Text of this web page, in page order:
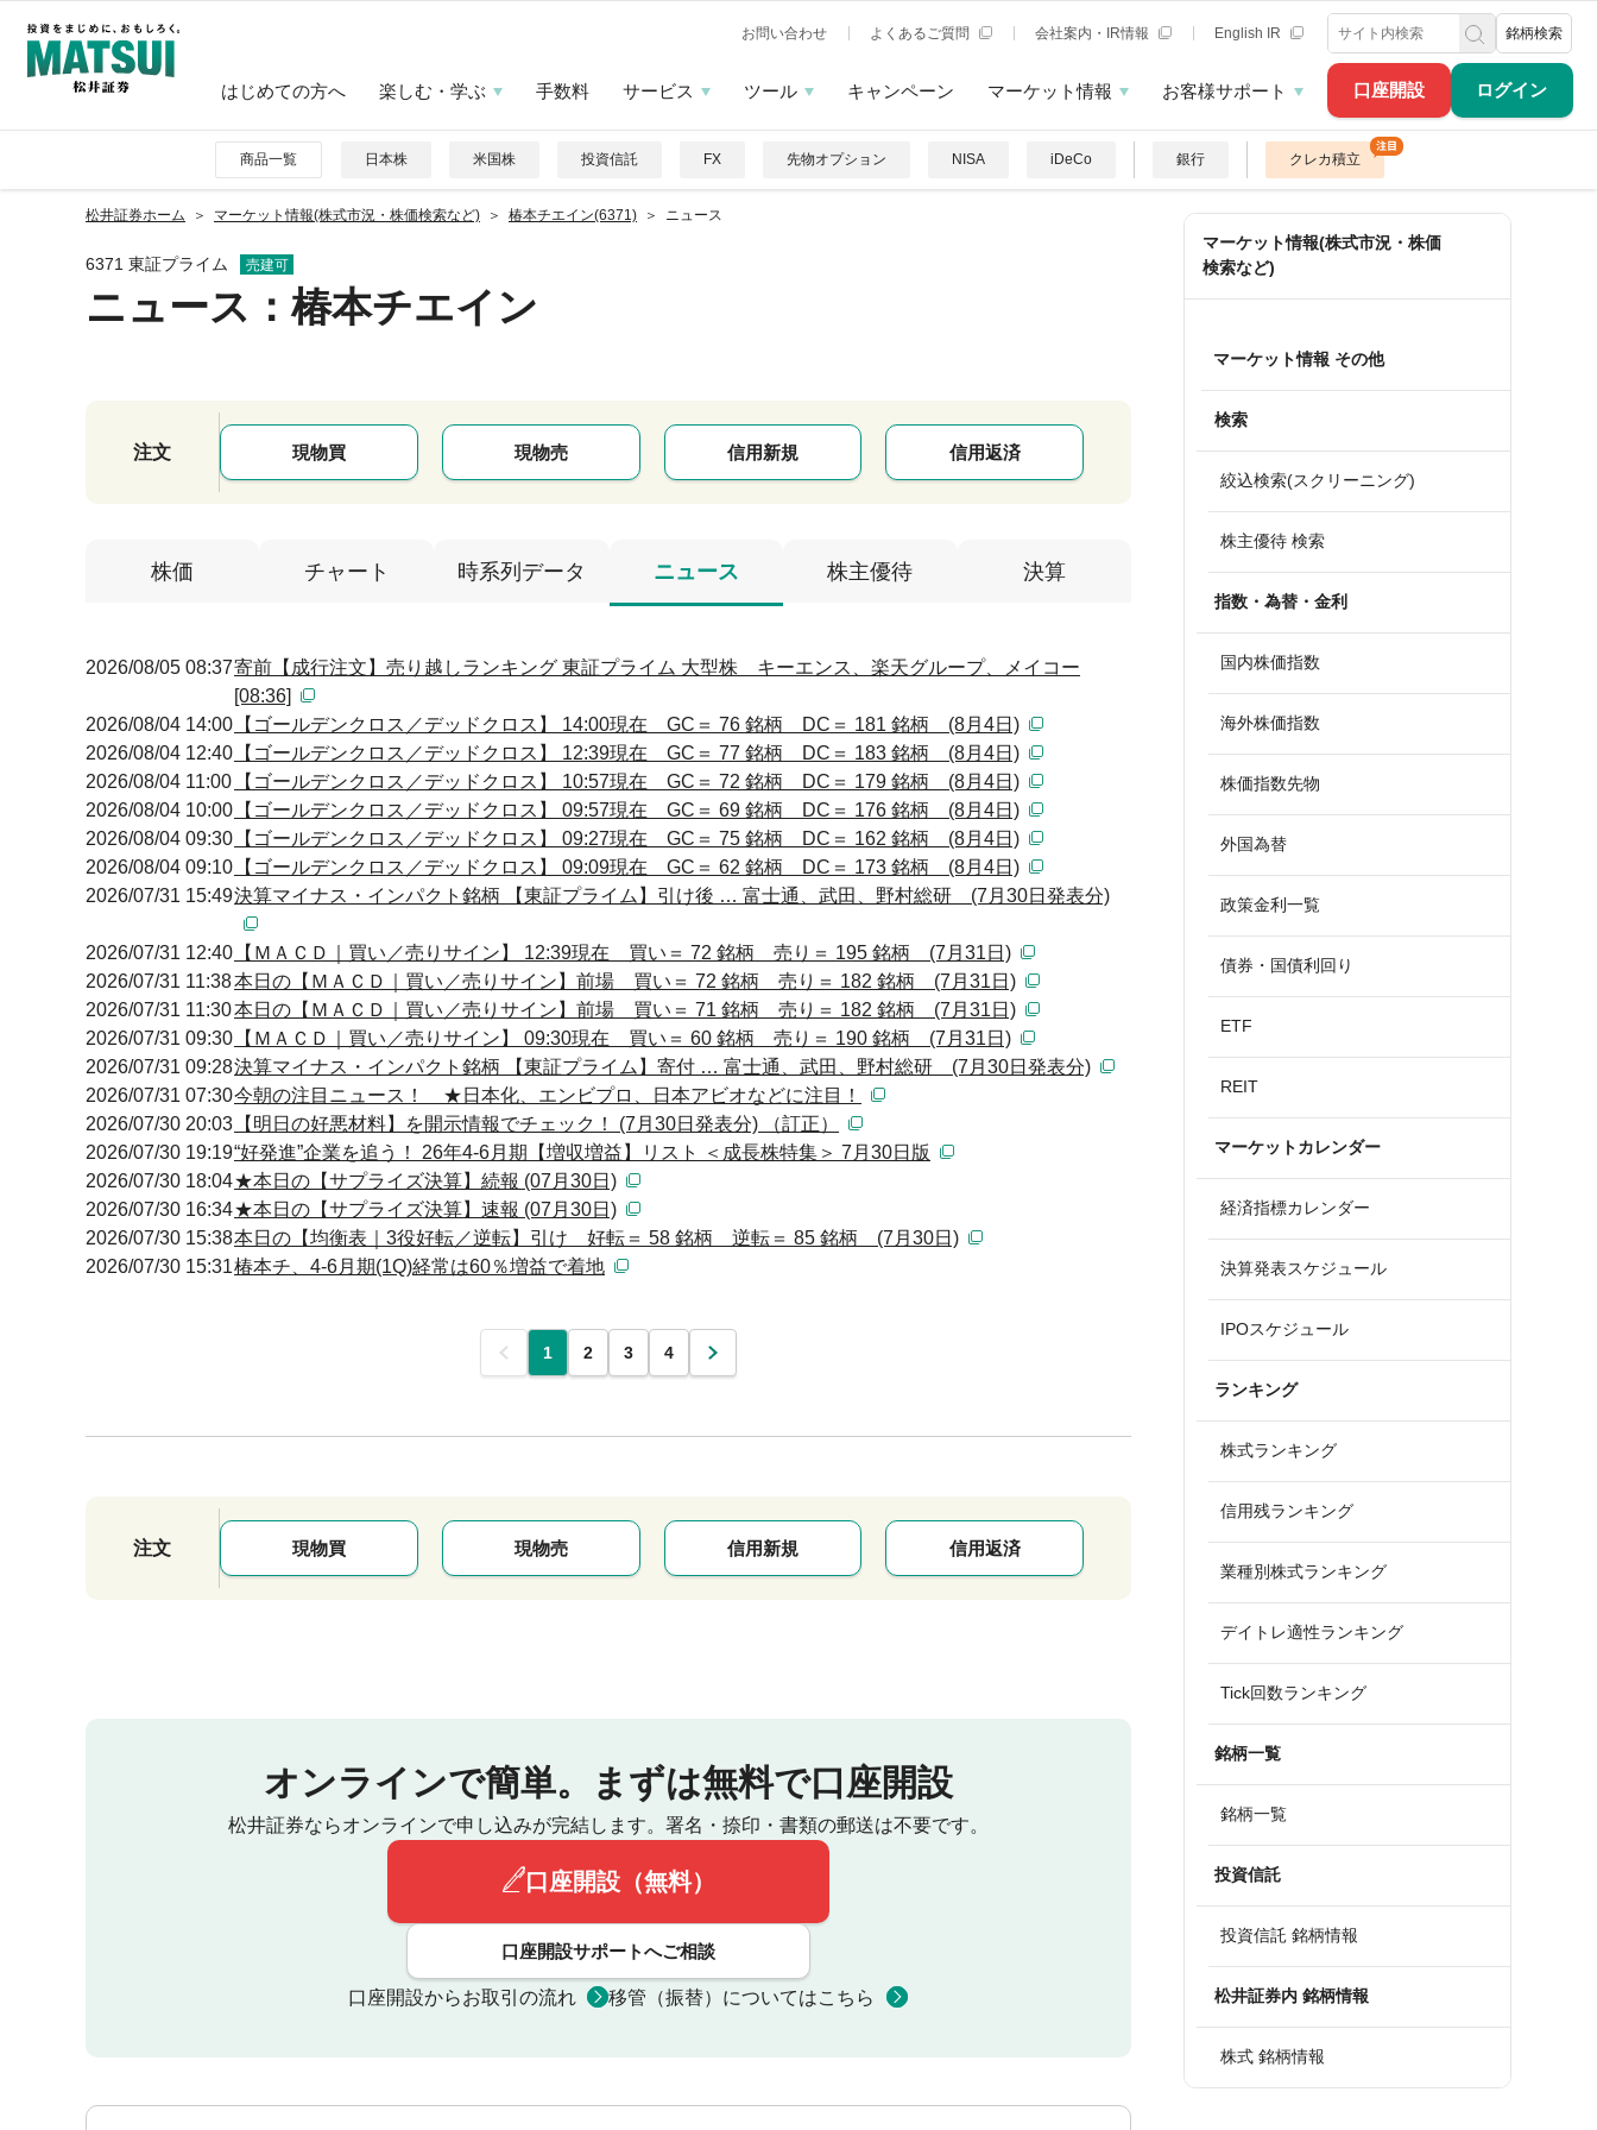
口座開設 ログイン
お問い合わせ よくあるご質問 会社案内・IR情報 English IR 銘柄検索
はじめての方へ 楽しむ・学ぶ 手数料 サービス ツール キャンペーン マーケット情報 お客様サポート
商品一覧 日本株 米国株 投資信託 FX 先物オプション NISA iDeCo 銀行 クレカ積立
松井証券ホーム マーケット情報(株式市況・株価検索など) 椿本チエイン(6371) ニュース
6371 東証プライム 売建可
ニュース ：椿本チエイン
注文 現物買 現物売 信用新規 信用返済
株価 チャート 時系列データ ニュース 株主優待 決算
2026/08/05 08:37寄前【成行注文】売り越しランキング 東証プライム 大型株 キーエンス、楽天グループ、メイコー
[08:36]
2026/08/04 14:00 【ゴールデンクロス／デッドクロス】 14:00現在 GC＝ 76 銘柄 DC＝ 181 銘柄 (8月4日)
2026/08/04 12:40 【ゴールデンクロス／デッドクロス】 12:39現在 GC＝ 77 銘柄 DC＝ 183 銘柄 (8月4日)
2026/08/04 11:00
【ゴールデンクロス／デッドクロス】 10:57現在 GC＝ 72 銘柄 DC＝ 179 銘柄 (8月4日)
2026/08/04 10:00 【ゴールデンクロス／デッドクロス】 09:57現在 GC＝ 69 銘柄 DC＝ 176 銘柄 (8月4日)
2026/08/04 09:30 【ゴールデンクロス／デッドクロス】 09:27現在 GC＝ 75 銘柄 DC＝ 162 銘柄 (8月4日)
2026/08/04 09:10 【ゴールデンクロス／デッドクロス】 09:09現在 GC＝ 62 銘柄 DC＝ 173 銘柄 (8月4日)
2026/07/31 15:49決算マイナス・インパクト銘柄 【東証プライム】引け後 … 富士通、武田、野村総研 (7月30日発表分)
2026/07/31 12:40 【ＭＡＣＤ｜買い／売りサイン】 12:39現在 買い＝ 72 銘柄 売り＝ 195 銘柄 (7月31日)
2026/07/31 11:38本日の【ＭＡＣＤ｜買い／売りサイン】前場 買い＝ 72 銘柄 売り＝ 182 銘柄 (7月31日)
2026/07/31 11:30本日の【ＭＡＣＤ｜買い／売りサイン】前場 買い＝ 71 銘柄 売り＝ 182 銘柄 (7月31日)
2026/07/31 09:30 【ＭＡＣＤ｜買い／売りサイン】 09:30現在 買い＝ 60 銘柄 売り＝ 190 銘柄 (7月31日)
2026/07/31 09:28決算マイナス・インパクト銘柄 【東証プライム】寄付 … 富士通、武田、野村総研 (7月30日発表分)
2026/07/31 07:30今朝の注目ニュース！ ★日本化、エンビプロ、日本アビオなどに注目！
2026/07/30 20:03 【明日の好悪材料】を開示情報でチェック！ (7月30日発表分) （訂正）
2026/07/30 19:19“好発進”企業を追う！ 26年4-6月期【増収増益】リスト ＜成長株特集＞ 7月30日版
2026/07/30 18:04★本日の【サプライズ決算】続報 (07月30日)
2026/07/30 16:34★本日の【サプライズ決算】速報 (07月30日)
2026/07/30 15:38本日の【均衡表｜3役好転／逆転】引け 好転＝ 58 銘柄 逆転＝ 85 銘柄 (7月30日)
2026/07/30 15:31椿本チ、4-6月期(1Q)経常は60％増益で着地
前 1 2 3 4 次
注文 現物買 現物売 信用新規 信用返済
オンラインで簡単。 まずは無料で口座開設
松井証券ならオンラインで申し込みが完結します。 署名・捺印・書類の郵送は不要です。
口座開設（無料）
口座開設サポートへご相談
口座開設からお取引の流れ 移管（振替）についてはこちら
マーケット情報(株式市況・株価
検索など)
マーケット情報 その他
検索
絞込検索(スクリーニング)
株主優待 検索
指数・為替・金利
国内株価指数
海外株価指数
株価指数先物
外国為替
政策金利一覧
債券・国債利回り
ETF
REIT
マーケットカレンダー
経済指標カレンダー
決算発表スケジュール
IPOスケジュール
ランキング
株式ランキング
信用残ランキング
業種別株式ランキング
デイトレ適性ランキング
Tick回数ランキング
銘柄一覧
銘柄一覧
投資信託
投資信託 銘柄情報
松井証券内 銘柄情報
株式 銘柄情報